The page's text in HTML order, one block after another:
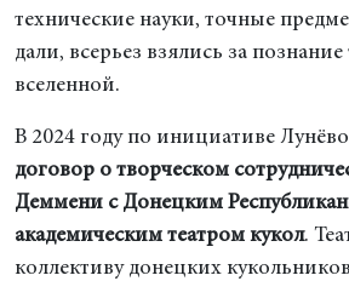
технические науки, точные
дали, всерьез взялись за
вселенной.
В 2024 году по инициативе
договор о творческом
Деммени с Донецким
академическим театром кукол.
коллективу донецких